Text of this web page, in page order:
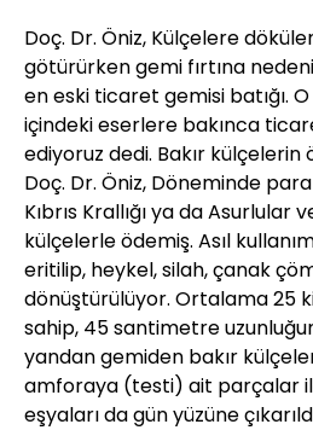
Doç. Dr. Öniz, Külçelere
götürürken gemi fırtına
en eski ticaret gemisi batığı.
içindeki eserlere bakınca
ediyoruz dedi. Bakır
Doç. Dr. Öniz, Döneminde
Kıbrıs Krallığı ya da Asurlular
külçelerle ödemiş. Asıl
eritilip, heykel, silah, çanak
dönüştürülüyor. Ortalama 25
sahip, 45 santimetre
yandan gemiden bakır
amforaya (testi) ait parçalar
eşyaları da gün yüzüne